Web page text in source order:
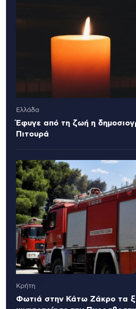
Ελλάδα
Έφυγε από τη ζωή η
Πιτουρά
Κρήτη
Φωτιά στην Κάτω Ζάκρο τα